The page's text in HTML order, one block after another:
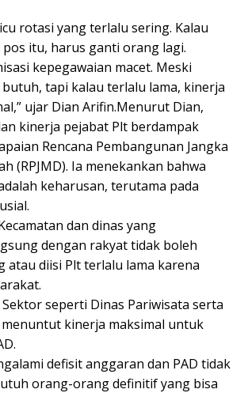
rotasi yang terlalu sering. Kalau
pos itu, harus ganti orang lagi.
kepegawaian macet. Meski
tapi kalau terlalu lama, kinerja
ujar Dian Arifin.​​Menurut Dian,
kinerja pejabat Plt berdampak
Rencana Pembangunan Jangka
(RPJMD). Ia menekankan bahwa
keharusan, terutama pada
dan dinas yang
dengan rakyat tidak boleh
atau diisi Plt terlalu lama karena
seperti Dinas Pariwisata serta
kinerja maksimal untuk
defisit anggaran dan PAD tidak
orang-orang definitif yang bisa